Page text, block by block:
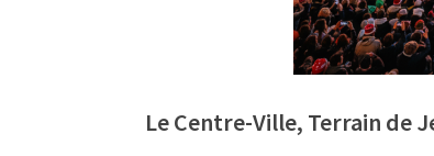
★Le Centre-Ville, Terrain de